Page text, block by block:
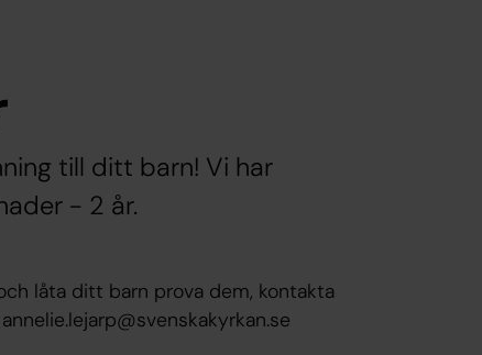
till ditt barn! Vi har
- 2 år.
låta ditt barn prova dem, kontakta